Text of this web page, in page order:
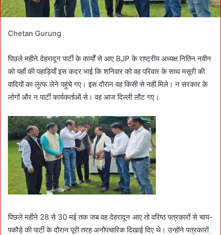
Chetan Gurung
पिछले महीने देहरादून पार्टी के कार्यों से आए BJP के राष्ट्रीय अध्यक्ष नितिन नवीन
को यहाँ की पहाड़ियाँ इस कदर भाई कि शनिवार को वह परिवार के साथ मसूरी की
वादियों का लुत्फ लेने पहुंचे गए। इस दौरान वह किसी से नहीं मिले। न सरकार के
लोगों और न पार्टी कार्यकर्ताओं से। वह आज दिल्ली लौट गए।
पिछले महीने 28 से 30 मई तक जब वह देहरादून आए तो वरिष्ठ पत्रकारों से चाय-
पकौड़े की पार्टी के दौरान पूरी तरह अनौपचारिक दिखाई दिए थे। उन्होंने पत्रकारों